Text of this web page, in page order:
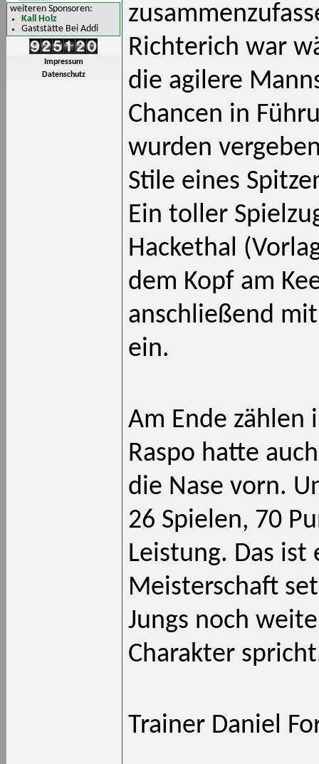
weiteren Sponsoren:
Kall Holz
Gaststätte Bei Addi
Impressum
Datenschutz
Richterich war
die agilere
Chancen in
wurden
Stile eines
Ein toller
Hackethal
dem Kopf am
anschließend
ein.
Am Ende zählen
Raspo hatte
die Nase vorn.
26 Spielen, 70
Leistung. Das
Meisterschaft
Jungs noch
Charakter
Trainer Daniel